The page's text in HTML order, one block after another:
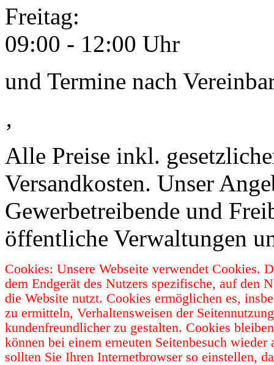
Freitag:
09:00 - 12:00 Uhr
und Termine nach
‚
Alle Preise inkl.
Versandkosten. Unser
Gewerbetreibende und
öffentliche Verwaltungen
Cookies: Unsere Webseite verwendet Cookies.
dem Endgerät des Nutzers spezifische, auf den
die Website nutzt. Cookies ermöglichen es,
zu ermitteln, Verhaltensweisen der
kundenfreundlicher zu gestalten. Cookies
können bei einem erneuten Seitenbesuch
sollten Sie Ihren Internetbrowser so einstellen,